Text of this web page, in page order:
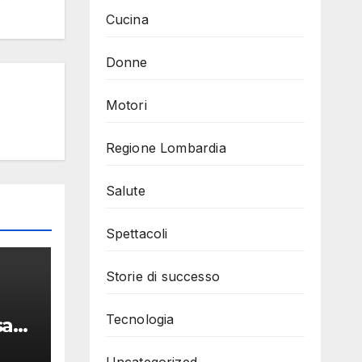
Cucina
Donne
Motori
Regione Lombardia
Salute
Spettacoli
Storie di successo
Tecnologia